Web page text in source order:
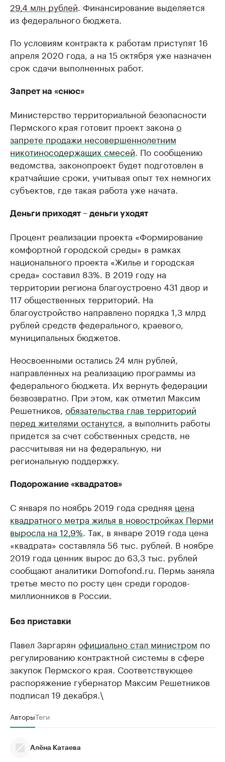
29,4 млн рублей . Финансирование выделяется
из федерального бюджета.
По условиям контракта к работам приступят 16
апреля 2020 года, а на 15 октября уже назначен
срок сдачи выполненных работ.
Запрет на «снюс»
Министерство территориальной безопасности
Пермского края готовит проект закона о
запрете продажи несовершеннолетним
никотиносодержащих смесей . По сообщению
ведомства, законопроект будет подготовлен в
кратчайшие сроки, учитывая опыт тех немногих
субъектов, где такая работа уже начата.
Деньги приходят – деньги уходят
Процент реализации проекта «Формирование
комфортной городской среды» в рамках
национального проекта «Жилье и городская
среда» составил 83%. В 2019 году на
территории региона благоустроено 431 двор и
117 общественных территорий. На
благоустройство направлено порядка 1,3 млрд
рублей средств федерального, краевого,
муниципальных бюджетов.
Неосвоенными остались 24 млн рублей,
направленных на реализацию программы из
федерального бюджета. Их вернуть федерации
безвозвратно. При этом, как отметил Максим
Решетников, обязательства глав территорий
перед жителями останутся , а выполнить работы
придется за счет собственных средств, не
рассчитывая ни на федеральную, ни
региональную поддержку.
Подорожание «квадратов»
С января по ноябрь 2019 года средняя цена
квадратного метра жилья в новостройках Перми
выросла на 12,9% . Так, в январе 2019 года цена
«квадрата» составляла 56 тыс. рублей. В ноябре
2019 года ценник вырос до 63,3 тыс. рублей
сообщают аналитики Domofond.ru. Пермь заняла
третье место по росту цен среди городов-
миллионников в России.
Без приставки
Павел Заргарян официально стал министром по
регулированию контрактной системы в сфере
закупок Пермского края. Соответствующее
распоряжение губернатор Максим Решетников
подписал 19 декабря.\
АвторыТеги
Алёна Катаева